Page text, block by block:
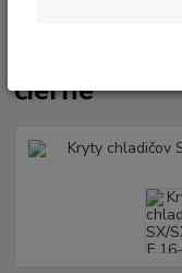
Kryty
18, EXC/
čierne